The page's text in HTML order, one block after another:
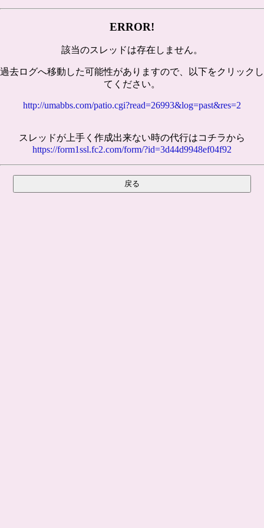
ERROR!
該当のスレッドは存在しません。
過去ログへ移動した可能性がありますので、以下をクリックし
てください。
http://umabbs.com/patio.cgi?read=26993&log=past&res=2
スレッドが上手く作成出来ない時の代行はコチラから
https://form1ssl.fc2.com/form/?id=3d44d9948ef04f92